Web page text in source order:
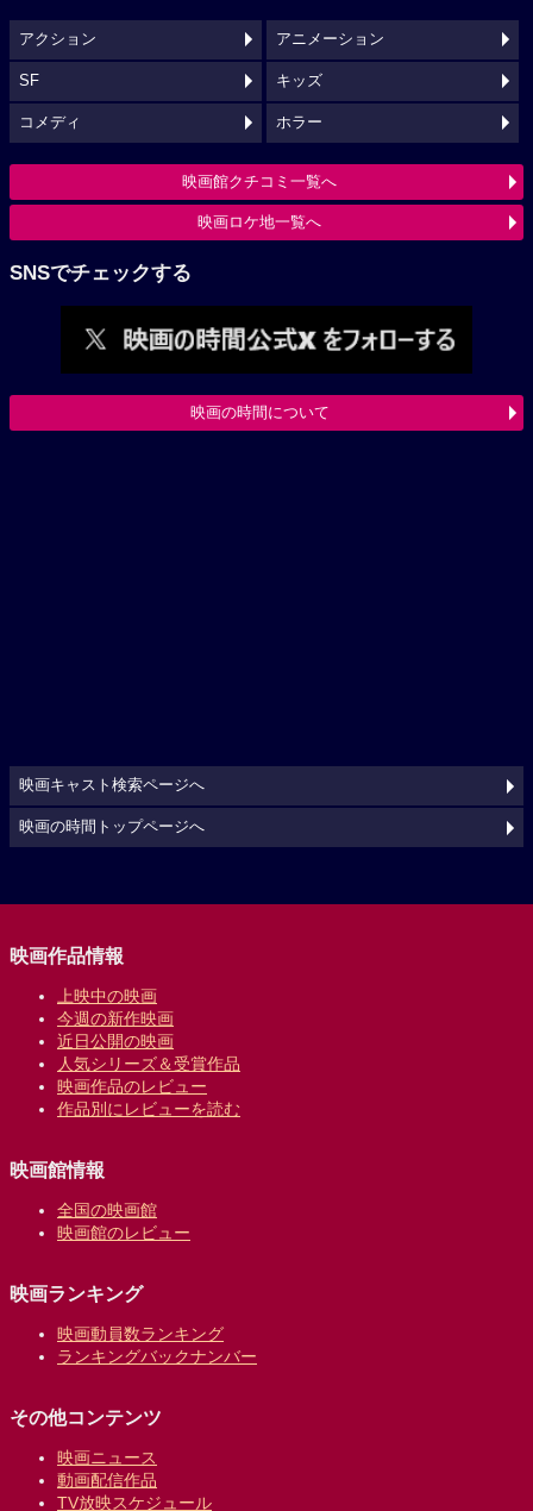
アクション アニメーション
SF キッズ
コメディ ホラー
映画館クチコミ一覧へ
映画ロケ地一覧へ
SNSでチェックする
映画の時間について
映画キャスト検索ページへ
映画の時間トップページへ
映画作品情報
上映中の映画
今週の新作映画
近日公開の映画
人気シリーズ＆受賞作品
映画作品のレビュー
作品別にレビューを読む
映画館情報
全国の映画館
映画館のレビュー
映画ランキング
映画動員数ランキング
ランキングバックナンバー
その他コンテンツ
映画ニュース
動画配信作品
TV放映スケジュール